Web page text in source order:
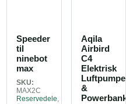
Speeder
til
ninebot
max
SKU:
MAX2C
Reservedele,
Aqila
Airbird
C4
Elektrisk
Luftpumpe
&
Powerbank